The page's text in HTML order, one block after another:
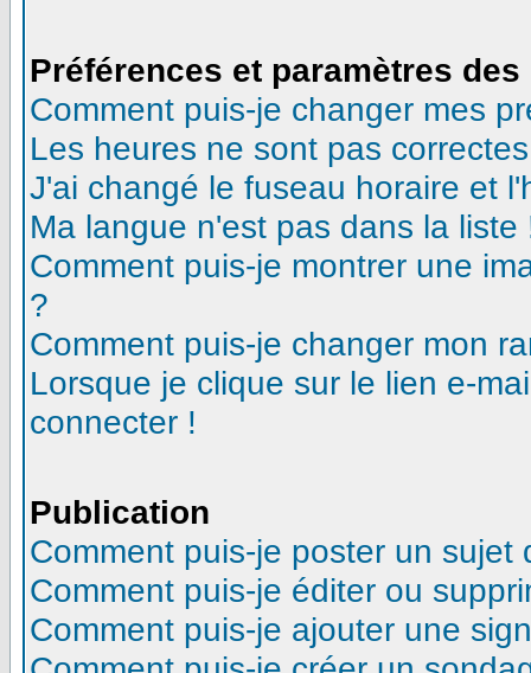
Préférences et paramètres
Comment puis-je changer mes
Les heures ne sont pas
J'ai changé le fuseau horaire et
Ma langue n'est pas dans la liste
Comment puis-je montrer une
?
Comment puis-je changer mon
Lorsque je clique sur le lien e-
connecter !
Publication
Comment puis-je poster un sujet
Comment puis-je éditer ou
Comment puis-je ajouter une